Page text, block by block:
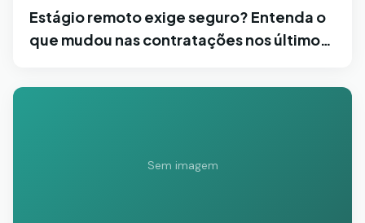
Estágio remoto exige seguro? Entenda o
que mudou nas contratações nos últimos
Sem imagem